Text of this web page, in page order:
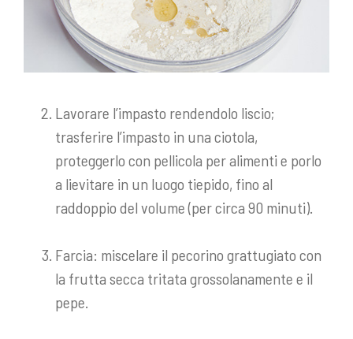
Lavorare l’impasto rendendolo liscio;
trasferire l’impasto in una ciotola,
proteggerlo con pellicola per alimenti e porlo
a lievitare in un luogo tiepido, fino al
raddoppio del volume (per circa 90 minuti).
Farcia: miscelare il pecorino grattugiato con
la frutta secca tritata grossolanamente e il
pepe.